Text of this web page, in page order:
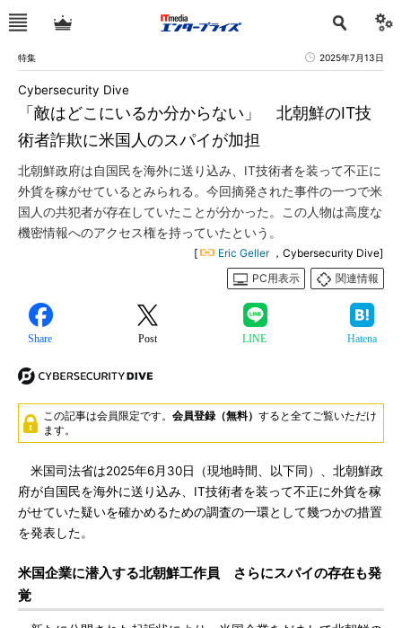
特集 2025年7月13日
「敵はどこにいるか分からない」 北朝鮮のIT技
術者詐欺に米国人のスパイが加担
Cybersecurity Dive
北朝鮮政府は自国民を海外に送り込み、IT技術者を装って不正に
外貨を稼がせているとみられる。今回摘発された事件の一つで米
国人の共犯者が存在していたことが分かった。この人物は高度な
機密情報へのアクセス権を持っていたという。
[ Eric Geller ，Cybersecurity Dive]
PC用表示
関連情報
Share Post LINE Hatena
この記事は会員限定です。 会員登録（無料） すると全てご覧いただけ
ます。
米国司法省は2025年6月30日（現地時間、以下同）、北朝鮮政
府が自国民を海外に送り込み、IT技術者を装って不正に外貨を稼
がせていた疑いを確かめるための調査の一環として幾つかの措置
を発表した。
米国企業に潜入する北朝鮮工作員 さらにスパイの存在も発
覚